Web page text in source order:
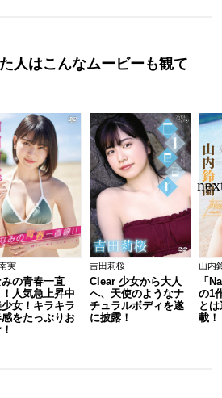
人はこんなムービーも観て
実
の青春一直
人気急上昇中
女！キラキラ
をたっぷりお
吉田莉桜
Clear 少女から大人
へ、天使のようなナ
チュラルボディを遂
に披露！
山内
「
の1
と
載！